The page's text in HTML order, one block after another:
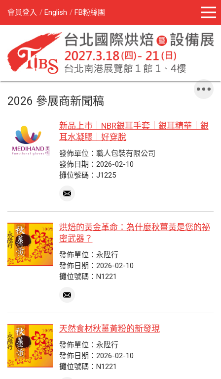
會員登入 English FB粉絲團
2026 參展商新聞稿
新品上市｜NBR銀耳手套｜銀耳精華｜銀
耳水凝膠｜好穿脫
發佈單位：職人包裝有限公司
發佈日期：2026-02-10
攤位號碼：J1225
烘焙的黃金革命：為什麼秋薑黃是您的祕
密武器？
發佈單位：永陞行
發佈日期：2026-02-10
攤位號碼：N1221
天然食材秋薑黃粉的新發現
發佈單位：永陞行
發佈日期：2026-02-10
攤位號碼：N1221